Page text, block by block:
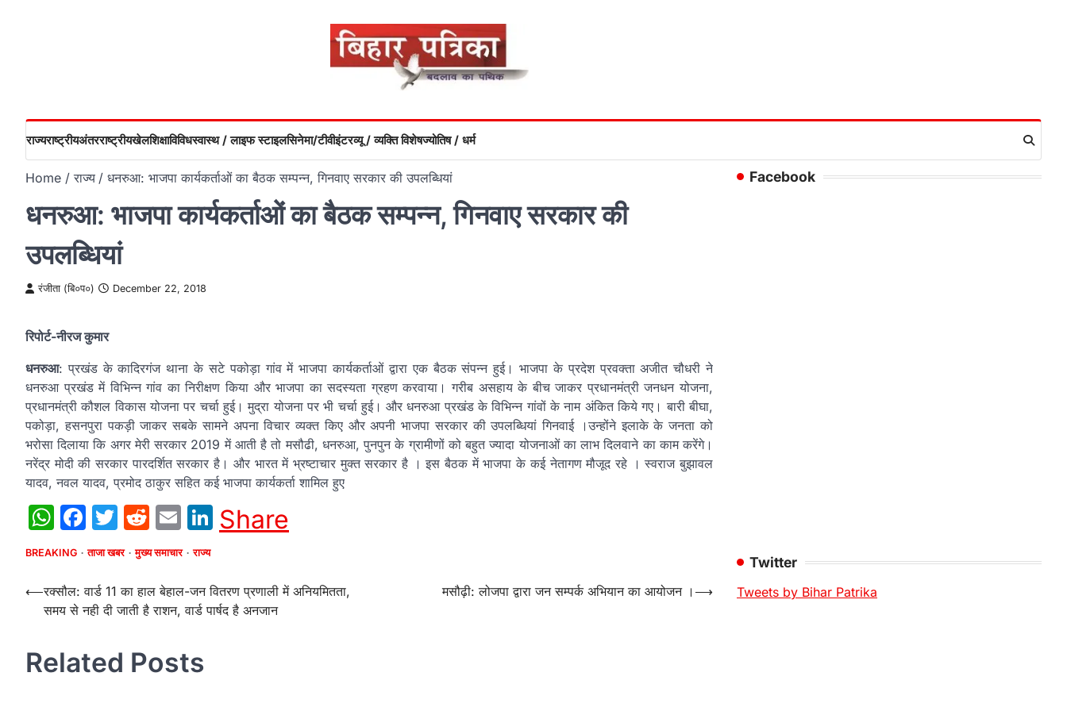
राज्यराष्ट्रीयअंतरराष्ट्रीयखेलशिक्षाविविधस्वास्थ / लाइफ स्टाइलसिनेमा/टीवीइंटरव्यू / व्यक्ति विशेषज्योतिष / धर्म
Home राज्य धनरुआ: भाजपा कार्यकर्ताओं का बैठक सम्पन्न, गिनवाए सरकार की उपलब्धियां
धनरुआ: भाजपा कार्यकर्ताओं का बैठक सम्पन्न, गिनवाए सरकार की
उपलब्धियां
रंजीता (बि०प०) December 22, 2018
रिपोर्ट-नीरज कुमार
धनरुआ: प्रखंड के कादिरगंज थाना के सटे पकोड़ा गांव में भाजपा कार्यकर्ताओं द्वारा एक बैठक संपन्न हुई। भाजपा के प्रदेश प्रवक्ता अजीत चौधरी ने
धनरुआ प्रखंड में विभिन्न गांव का निरीक्षण किया और भाजपा का सदस्यता ग्रहण करवाया। गरीब असहाय के बीच जाकर प्रधानमंत्री जनधन योजना,
प्रधानमंत्री कौशल विकास योजना पर चर्चा हुई। मुद्रा योजना पर भी चर्चा हुई। और धनरुआ प्रखंड के विभिन्न गांवों के नाम अंकित किये गए। बारी बीघा,
पकोड़ा, हसनपुरा पकड़ी जाकर सबके सामने अपना विचार व्यक्त किए और अपनी भाजपा सरकार की उपलब्धियां गिनवाई ।उन्होंने इलाके के जनता को
भरोसा दिलाया कि अगर मेरी सरकार 2019 में आती है तो मसौढी, धनरुआ, पुनपुन के ग्रामीणों को बहुत ज्यादा योजनाओं का लाभ दिलवाने का काम करेंगे।
नरेंद्र मोदी की सरकार पारदर्शित सरकार है। और भारत में भ्रष्टाचार मुक्त सरकार है । इस बैठक में भाजपा के कई नेतागण मौजूद रहे । स्वराज बुझावल
यादव, नवल यादव, प्रमोद ठाकुर सहित कई भाजपा कार्यकर्ता शामिल हुए
WhatsApp
Facebook
Twitter
Reddit
EmailLinkedIn
Share
BREAKING ताजा खबर मुख्य समाचार राज्य
Post
navigation
⟵रक्सौल: वार्ड 11 का हाल बेहाल-जन वितरण प्रणाली में अनियमितता,
समय से नही दी जाती है राशन, वार्ड पार्षद है अनजान
मसौढ़ी: लोजपा द्वारा जन सम्पर्क अभियान का आयोजन । ⟶
Related Posts
Facebook
Twitter
Tweets by Bihar Patrika